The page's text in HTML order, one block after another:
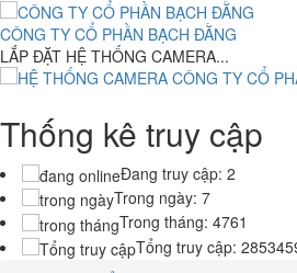
Asus VivoBook X413JA-211.VBWB ( Intel
DDR4/128GB NVMe SSD/14inchFHD/
13,550,000 đ
7.500.000 đ
5,500,000 đ
Laptop HP Probook 640 G2- Intel Core
7.850.000 đ6,900,000 đ
Laptop HP Probook 640 G2- Intel Core i5-
CÔNG TY CỔ PHẦN BẠCH ĐẰNG
LẮP ĐẶT HỆ THỐNG CAMERA...
HỆ THỐNG CAMERA CÔNG TY CỔ
Nam)
HỆ THỐNG CAMERA CÔNG TY CỔ...
Thống kê truy cập
Đang truy cập: 2
Trong ngày: 7
Trong tháng: 4761
Tổng truy cập: